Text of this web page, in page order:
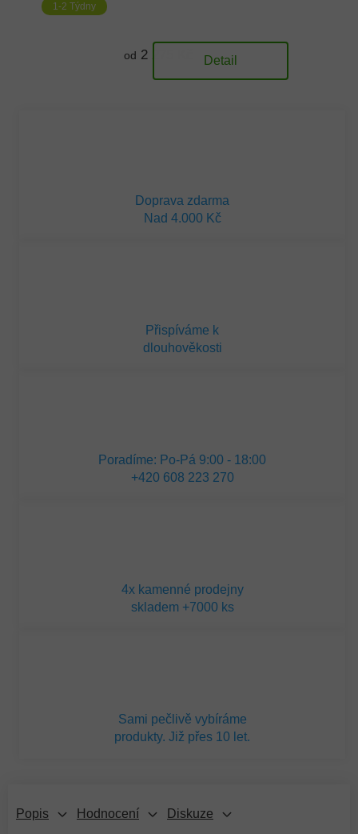
1-2 Týdny
od 2 275 Kč Detail
Doprava zdarma
Nad 4.000 Kč
Přispíváme k
dlouhověkosti
Poradíme: Po-Pá 9:00 - 18:00
+420 608 223 270
4x kamenné prodejny
skladem +7000 ks
Sami pečlivě vybíráme
produkty. Již přes 10 let.
Popis Hodnocení Diskuze